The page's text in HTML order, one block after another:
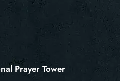
Prayer Tower